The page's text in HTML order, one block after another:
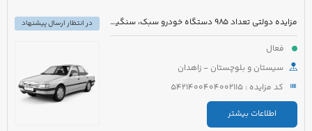
مزایده دولتی تعداد 985 دستگاه خودرو سبک، سنگین و موتورسیکلت
فعال
سیستان و بلوچستان - زاهدان
کد مزایده : 5421400404002115
اطلاعات بیشتر
در انتظار ارسال پیشنهاد